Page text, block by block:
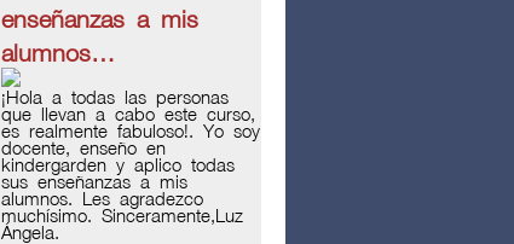
enseñanzas a mis
alumnos…
¡Hola a todas las personas
que llevan a cabo este curso,
es realmente fabuloso!. Yo soy
docente, enseño en
kindergarden y aplico todas
sus enseñanzas a mis
alumnos. Les agradezco
muchísimo. Sinceramente,Luz
Ángela.